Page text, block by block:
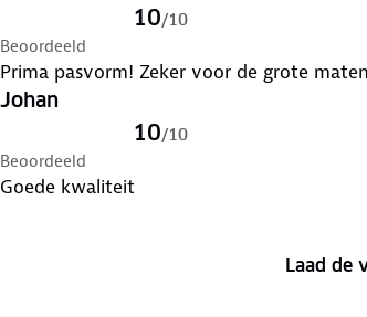
10/10
Beoordeeld
Prima pasvorm! Zeker voor de grote
Johan
10/10
Beoordeeld
Goede kwaliteit
Laad de